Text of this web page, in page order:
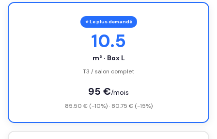
⭐ Le plus demandé
10.5
m³ · Box L
T3 / salon complet
95 €/mois
85.50 € (-10%) · 80.75 € (-15%)